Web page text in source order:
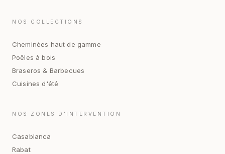
NOS COLLECTIONS
Cheminées haut de gamme
Poêles à bois
Braseros & Barbecues
Cuisines d'été
NOS ZONES D'INTERVENTION
Casablanca
Rabat